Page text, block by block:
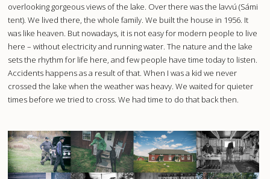
overlooking gorgeous views of the lake. Over there was the lavvú (Sámi
tent). We lived there, the whole family. We built the house in 1956. It
was like heaven. But nowadays, it is not easy for modern people to live
here – without electricity and running water. The nature and the lake
sets the rhythm for life here, and few people have time today to listen.
Accidents happens as a result of that. When I was a kid we never
crossed the lake when the weather was heavy. We waited for quieter
times before we tried to cross. We had time to do that back then.